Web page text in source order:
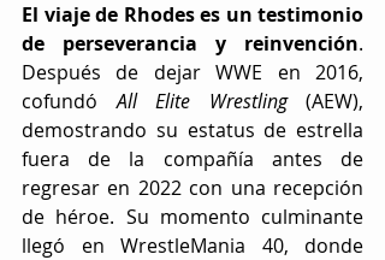
El viaje de Rhodes es un testimonio
de perseverancia y reinvención.
Después de dejar WWE en 2016,
cofundó All Elite Wrestling (AEW),
demostrando su estatus de estrella
fuera de la compañía antes de
regresar en 2022 con una recepción
de héroe. Su momento culminante